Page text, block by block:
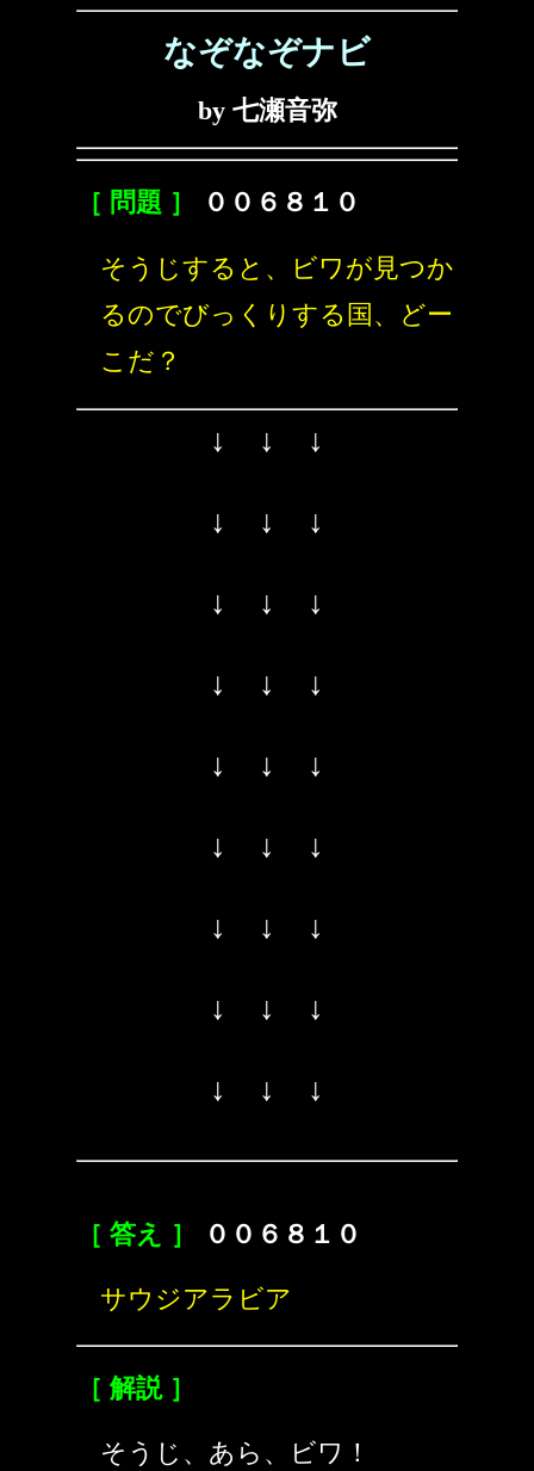
なぞなぞナビ
by 七瀬音弥
［ 問題 ］ ００６８１０
そうじすると、ビワが見つか
るのでびっくりする国、どー
こだ？
↓ ↓ ↓
↓ ↓ ↓
↓ ↓ ↓
↓ ↓ ↓
↓ ↓ ↓
↓ ↓ ↓
↓ ↓ ↓
↓ ↓ ↓
↓ ↓ ↓
［ 答え ］ ００６８１０
サウジアラビア
［ 解説 ］
そうじ、あら、ビワ！